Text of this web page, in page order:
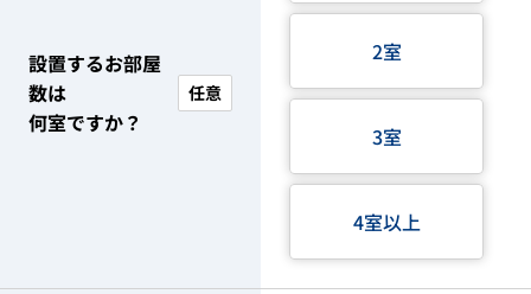
設置するお部屋
数は
何室ですか？
任意
2室
3室
4室以上